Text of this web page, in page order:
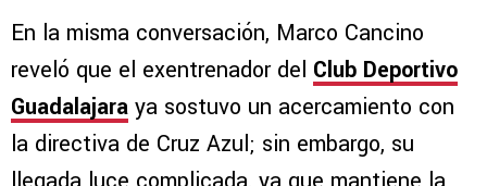
En la misma conversación, Marco Cancino
reveló que el exentrenador del Club Deportivo
Guadalajara ya sostuvo un acercamiento con
la directiva de Cruz Azul; sin embargo, su